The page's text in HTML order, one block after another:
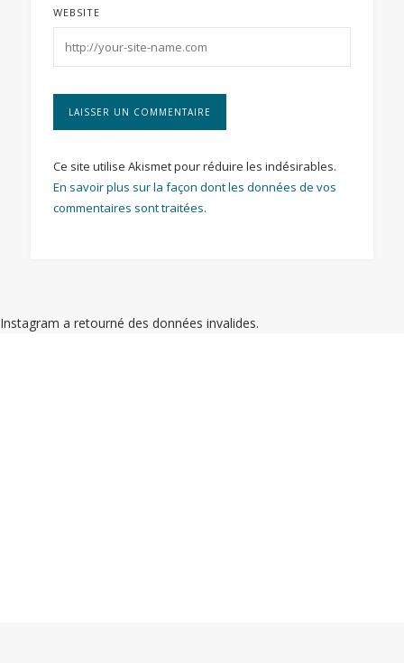
WEBSITE
Ce site utilise Akismet pour réduire les indésirables.
En savoir plus sur la façon dont les données de vos
commentaires sont traitées.
Instagram a retourné des données invalides.